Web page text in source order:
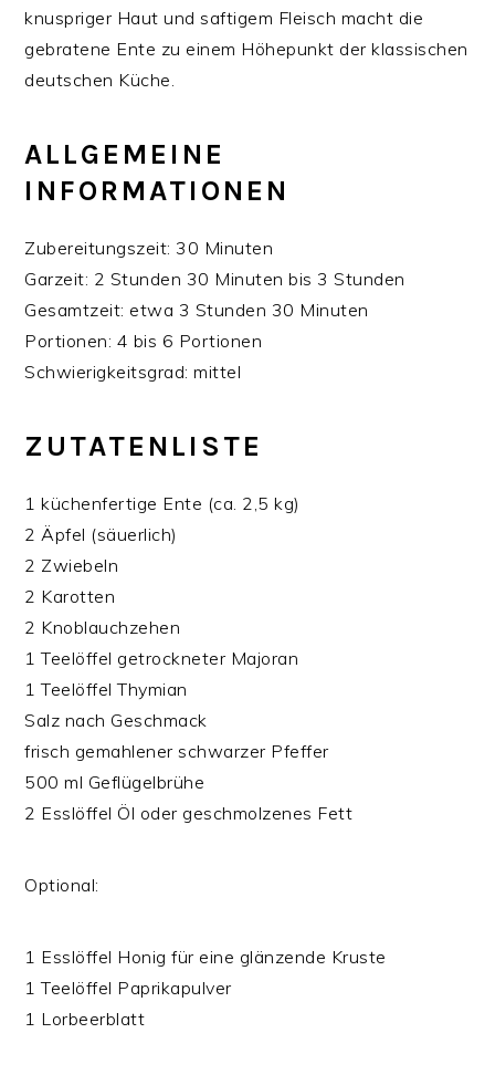
knuspriger Haut und saftigem Fleisch macht die
gebratene Ente zu einem Höhepunkt der klassischen
deutschen Küche.
ALLGEMEINE
INFORMATIONEN
Zubereitungszeit: 30 Minuten
Garzeit: 2 Stunden 30 Minuten bis 3 Stunden
Gesamtzeit: etwa 3 Stunden 30 Minuten
Portionen: 4 bis 6 Portionen
Schwierigkeitsgrad: mittel
ZUTATENLISTE
1 küchenfertige Ente (ca. 2,5 kg)
2 Äpfel (säuerlich)
2 Zwiebeln
2 Karotten
2 Knoblauchzehen
1 Teelöffel getrockneter Majoran
1 Teelöffel Thymian
Salz nach Geschmack
frisch gemahlener schwarzer Pfeffer
500 ml Geflügelbrühe
2 Esslöffel Öl oder geschmolzenes Fett
Optional:
1 Esslöffel Honig für eine glänzende Kruste
1 Teelöffel Paprikapulver
1 Lorbeerblatt